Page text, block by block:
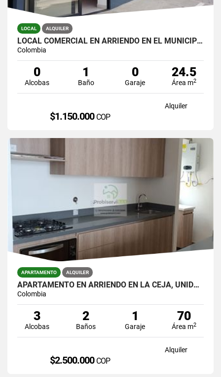
LOCAL ALQUILER
LOCAL COMERCIAL EN ARRIENDO EN EL MUNICIPIO DE LA CEJA.
Colombia
0
Alcobas
1
Baño
0
Garaje
24.5
Área m2
Alquiler
$1.150.000 COP
APARTAMENTO ALQUILER
APARTAMENTO EN ARRIENDO EN LA CEJA, UNIDAD CERRADA.
Colombia
3
Alcobas
2
Baños
1
Garaje
70
Área m2
Alquiler
$2.500.000 COP